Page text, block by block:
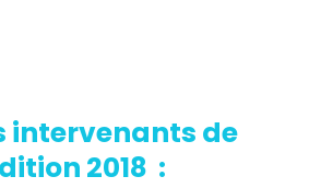
intervenants de
2018 :